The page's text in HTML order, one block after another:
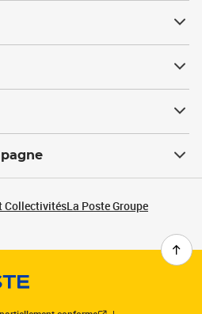
CollectivitésLa Poste Groupe